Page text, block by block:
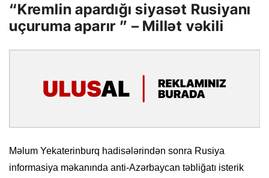
“Kremlin apardığı siyasət Rusiyanı
uçuruma aparır ” – Millət vəkili
Məlum Yekaterinburq hadisələrindən sonra Rusiya
informasiya məkanında anti-Azərbaycan təbliğatı isterik